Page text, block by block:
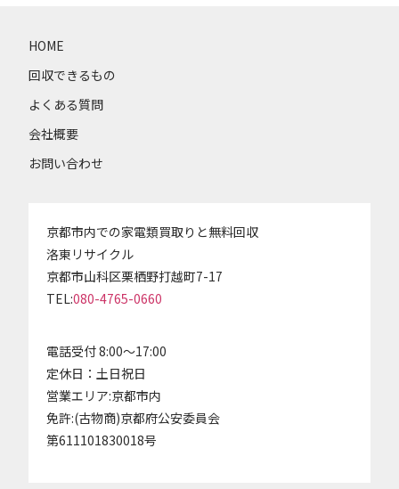
HOME
回収できるもの
よくある質問
会社概要
お問い合わせ
京都市内での家電類買取りと無料回収
洛東リサイクル
京都市山科区栗栖野打越町7-17
TEL:080-4765-0660
電話受付 8:00～17:00
定休日：土日祝日
営業エリア:京都市内
免許:(古物商)京都府公安委員会
第611101830018号